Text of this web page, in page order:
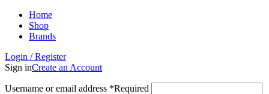
Home
Shop
Brands
Login / Register
Sign inCreate an Account
Username or email address *Required